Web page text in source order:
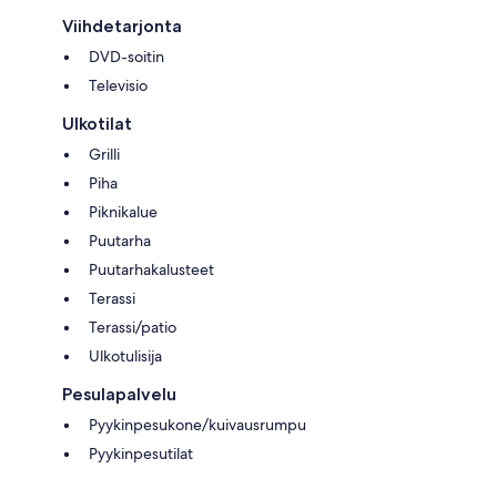
Viihdetarjonta
DVD-soitin
Televisio
Ulkotilat
Grilli
Piha
Piknikalue
Puutarha
Puutarhakalusteet
Terassi
Terassi/patio
Ulkotulisija
Pesulapalvelu
Pyykinpesukone/kuivausrumpu
Pyykinpesutilat